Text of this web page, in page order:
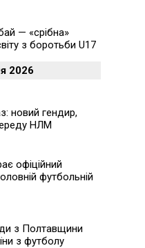
— «срібна»
з боротьби U17
2026
новий гендир,
НЛМ
офіційний
футбольній
з Полтавщини
з футболу